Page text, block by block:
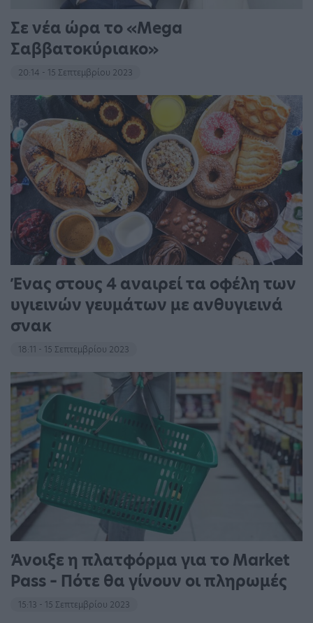
Σε νέα ώρα το «Mega
Σαββατοκύριακο»
20:14 - 15 Σεπτεμβρίου 2023
Ένας στους 4 αναιρεί τα οφέλη των
υγιεινών γευμάτων με ανθυγιεινά
σνακ
18:11 - 15 Σεπτεμβρίου 2023
Άνοιξε η πλατφόρμα για το Market
Pass – Πότε θα γίνουν οι πληρωμές
15:13 - 15 Σεπτεμβρίου 2023